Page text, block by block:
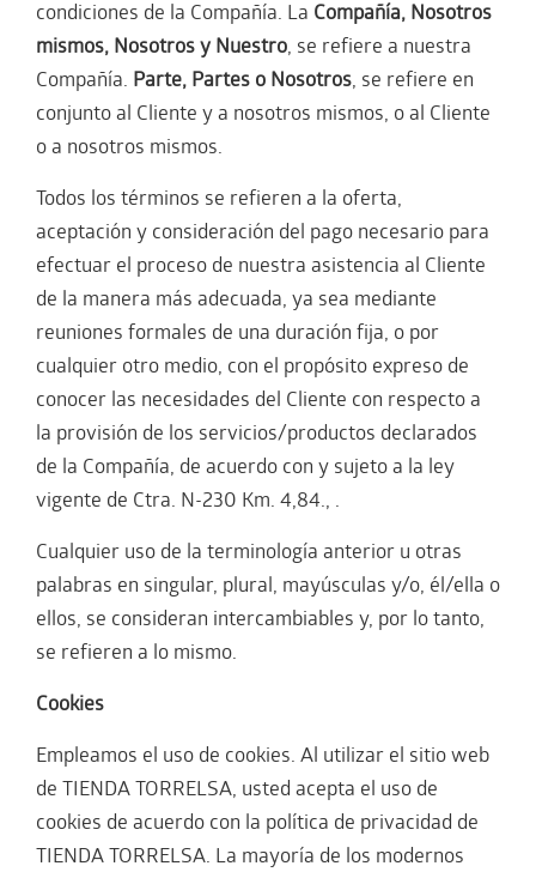
condiciones de la Compañía. La Compañía, Nosotros
mismos, Nosotros y Nuestro, se refiere a nuestra
Compañía. Parte, Partes o Nosotros, se refiere en
conjunto al Cliente y a nosotros mismos, o al Cliente
o a nosotros mismos.
Todos los términos se refieren a la oferta,
aceptación y consideración del pago necesario para
efectuar el proceso de nuestra asistencia al Cliente
de la manera más adecuada, ya sea mediante
reuniones formales de una duración fija, o por
cualquier otro medio, con el propósito expreso de
conocer las necesidades del Cliente con respecto a
la provisión de los servicios/productos declarados
de la Compañía, de acuerdo con y sujeto a la ley
vigente de Ctra. N-230 Km. 4,84., .
Cualquier uso de la terminología anterior u otras
palabras en singular, plural, mayúsculas y/o, él/ella o
ellos, se consideran intercambiables y, por lo tanto,
se refieren a lo mismo.
Cookies
Empleamos el uso de cookies. Al utilizar el sitio web
de TIENDA TORRELSA, usted acepta el uso de
cookies de acuerdo con la política de privacidad de
TIENDA TORRELSA. La mayoría de los modernos